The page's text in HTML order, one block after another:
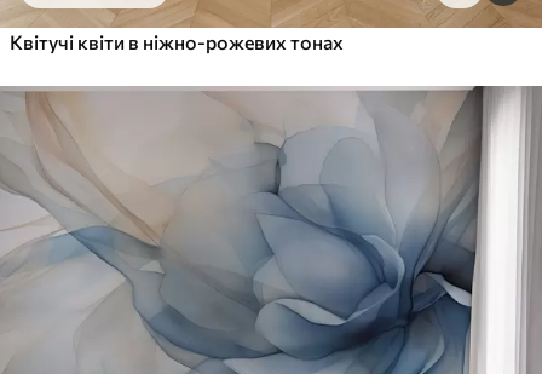
Квітучі квіти в ніжно-рожевих тонах